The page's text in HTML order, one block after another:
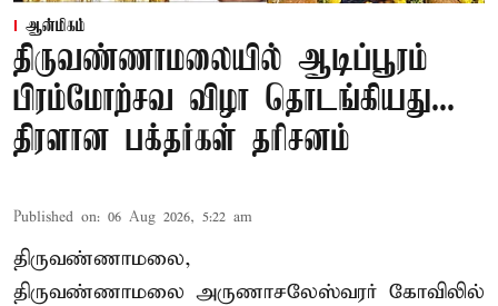
ஆன்மிகம்
திருவண்ணாமலையில் ஆடிப்பூரம்
பிரம்மோற்சவ விழா தொடங்கியது...
திரளான பக்தர்கள் தரிசனம்
Published on: 06 Aug 2026, 5:22 am
திருவண்ணாமலை,
திருவண்ணாமலை அருணாசலேஸ்வரர் கோவிலில்